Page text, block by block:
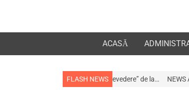
ACASĂ
FLASH NEWS
apropiații „la revedere” de la… NEWS ALERT! A murit